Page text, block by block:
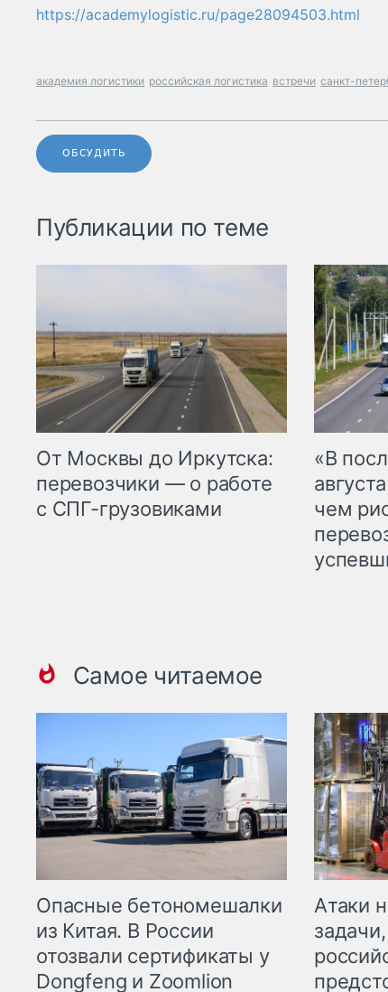
https://academylogistic.ru/page28094503.html
академия логистики российская логистика встречи санкт-
ОБСУДИТЬ
Публикации по теме
От Москвы до Иркутска:
перевозчики — о работе
с СПГ-грузовиками
«В
чем
Самое читаемое
Опасные бетономешалки
из Китая. В России
отозвали сертификаты у
Dongfeng и Zoomlion
Атаки